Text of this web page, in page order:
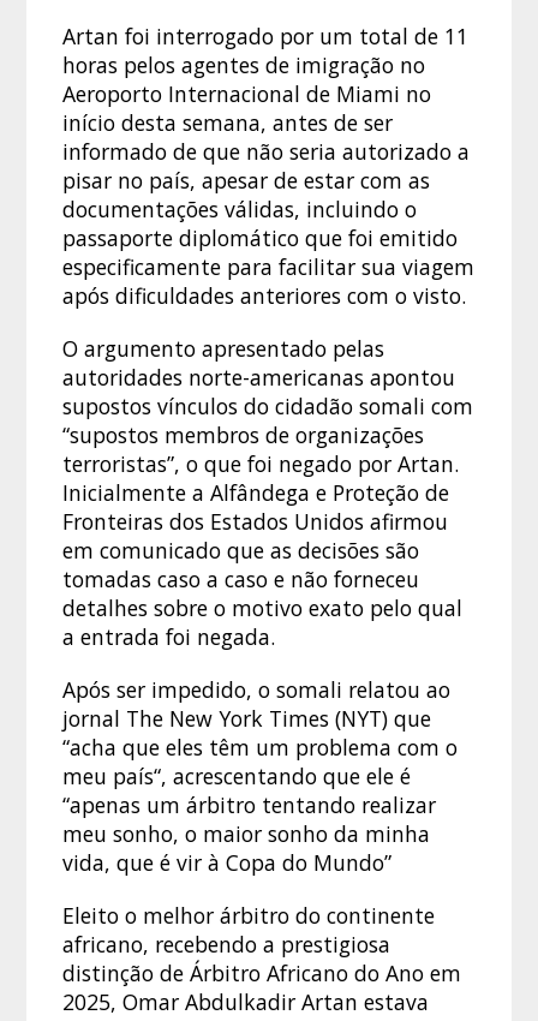
Artan foi interrogado por um total de 11
horas pelos agentes de imigração no
Aeroporto Internacional de Miami no
início desta semana, antes de ser
informado de que não seria autorizado a
pisar no país, apesar de estar com as
documentações válidas, incluindo o
passaporte diplomático que foi emitido
especificamente para facilitar sua viagem
após dificuldades anteriores com o visto.
O argumento apresentado pelas
autoridades norte-americanas apontou
supostos vínculos do cidadão somali com
“supostos membros de organizações
terroristas”, o que foi negado por Artan.
Inicialmente a Alfândega e Proteção de
Fronteiras dos Estados Unidos afirmou
em comunicado que as decisões são
tomadas caso a caso e não forneceu
detalhes sobre o motivo exato pelo qual
a entrada foi negada.
Após ser impedido, o somali relatou ao
jornal The New York Times (NYT) que
“acha que eles têm um problema com o
meu país“, acrescentando que ele é
“apenas um árbitro tentando realizar
meu sonho, o maior sonho da minha
vida, que é vir à Copa do Mundo”
Eleito o melhor árbitro do continente
africano, recebendo a prestigiosa
distinção de Árbitro Africano do Ano em
2025, Omar Abdulkadir Artan estava